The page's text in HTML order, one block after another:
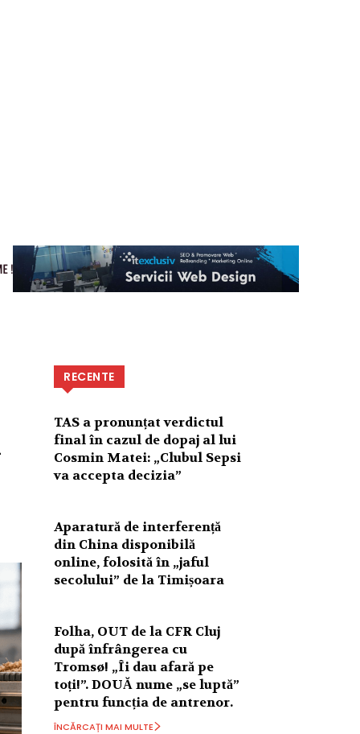
RECENTE
TAS a pronunțat verdictul
final în cazul de dopaj al lui
Cosmin Matei: „Clubul Sepsi
va accepta decizia”
Aparatură de interferență
din China disponibilă
online, folosită în „jaful
secolului” de la Timișoara
Folha, OUT de la CFR Cluj
după înfrângerea cu
Tromsø! „Îi dau afară pe
toți!”. DOUĂ nume „se luptă”
pentru funcția de antrenor.
ÎNCĂRCAȚI MAI MULTE